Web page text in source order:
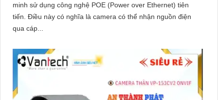
minh sử dụng công nghệ POE (Power over Ethernet) tiên
tiến. Điều này có nghĩa là camera có thể nhận nguồn điện
qua cáp...